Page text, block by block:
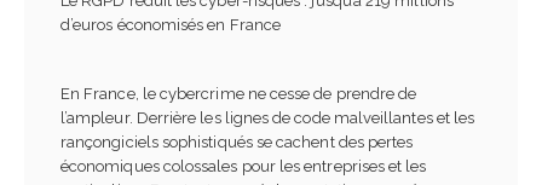
d’euros économisés en France
En France, le cybercrime ne cesse de prendre de
l’ampleur. Derrière les lignes de code malveillantes et les
rançongiciels sophistiqués se cachent des pertes
économiques colossales pour les entreprises et les
fonctionnement et
pour les entreprises
24 juin 2026